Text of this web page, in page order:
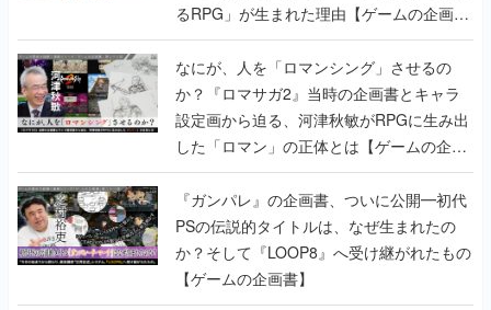
るRPG」が生まれた理由【ゲームの企画
書】
なにが、人を「ロマンシング」させるの
か？『ロマサガ2』当時の企画書とキャラ
設定画から迫る、河津秋敏がRPGに生み出
した「ロマン」の正体とは【ゲームの企画
書】
『ガンパレ』の企画書、ついに公開━初代
PSの伝説的タイトルは、なぜ生まれたの
か？そして『LOOP8』へ受け継がれたもの
【ゲームの企画書】